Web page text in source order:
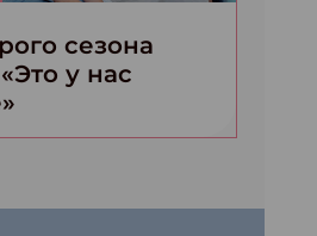
сезона
у нас